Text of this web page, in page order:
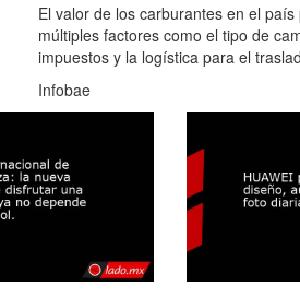
El valor de los carburantes en el
múltiples factores como el tipo de
impuestos y la logística para el
Infobae